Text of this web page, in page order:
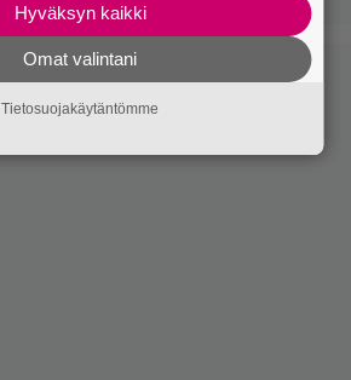
Hyväksyn kaikki
Omat valintani
Tietosuojakäytäntömme